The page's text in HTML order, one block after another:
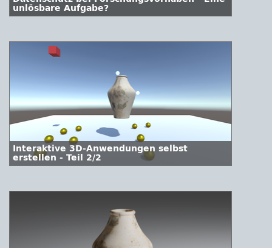
unlösbare Aufgabe?
Interaktive 3D-Anwendungen selbst
erstellen - Teil 2/2